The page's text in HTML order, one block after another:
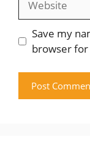
Save my
browser